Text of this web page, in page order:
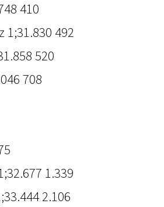
410
1;31.830 492
520
708
1.339
2.106